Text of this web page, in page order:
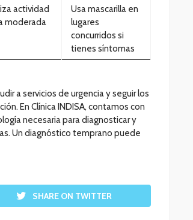
actividad
moderada
Usa mascarilla en
lugares
concurridos si
tienes síntomas
a servicios de urgencia y seguir los
En Clínica INDISA, contamos con
necesaria para diagnosticar y
Un diagnóstico temprano puede
SHARE ON TWITTER